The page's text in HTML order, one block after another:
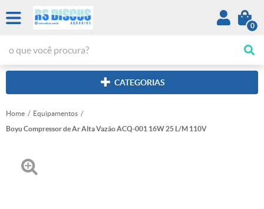
0
CATEGORIAS
Home
Equipamentos
Boyu Compressor de Ar Alta Vazão ACQ-001 16W 25 L/M 110V